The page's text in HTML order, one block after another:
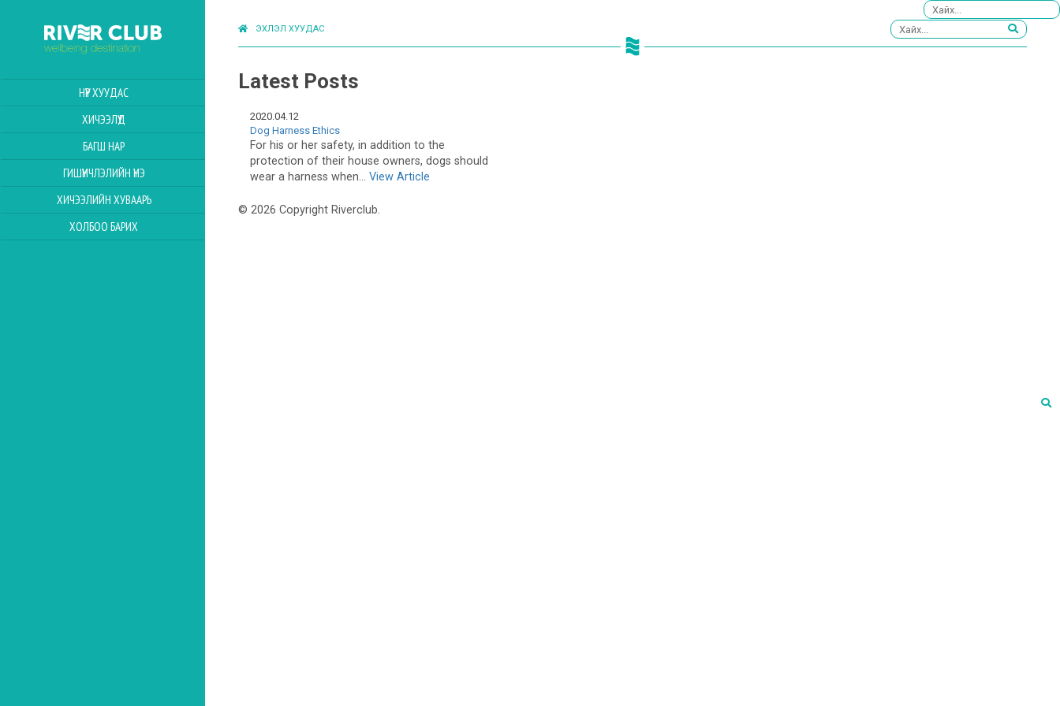
НҮҮР ХУУДАС
ХИЧЭЭЛҮҮД
БАГШ НАР
ГИШҮҮНЧЛЭЛИЙН ҮНЭ
ХИЧЭЭЛИЙН ХУВААРЬ
ХОЛБОО БАРИХ
ЭХЛЭЛ ХУУДАС
Latest Posts
2020.04.12
Dog Harness Ethics
For his or her safety, in addition to the
protection of their house owners, dogs should
wear a harness when... View Article
© 2026 Copyright Riverclub.